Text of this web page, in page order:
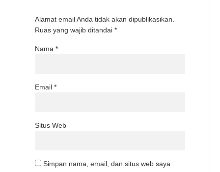
Alamat email Anda tidak akan dipublikasikan.
Ruas yang wajib ditandai *
Nama *
Email *
Situs Web
Simpan nama, email, dan situs web saya